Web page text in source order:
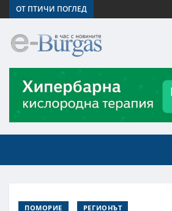
ОТ ПТИЧИ ПОГЛЕД
ПОМОРИЕ РЕГИОНЪТ